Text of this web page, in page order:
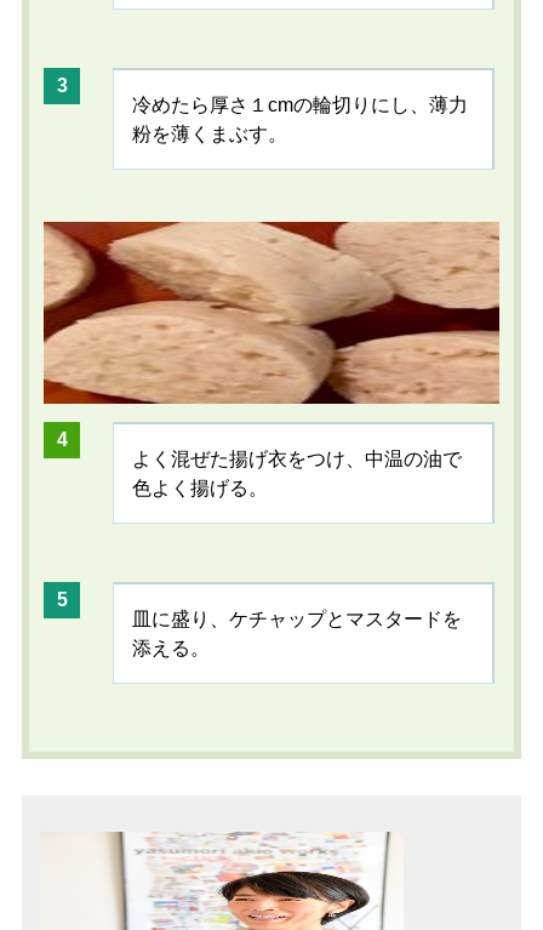
冷めたら厚さ１cmの輪切りにし、薄力
粉を薄くまぶす。
よく混ぜた揚げ衣をつけ、中温の油で
色よく揚げる。
皿に盛り、ケチャップとマスタードを
添える。